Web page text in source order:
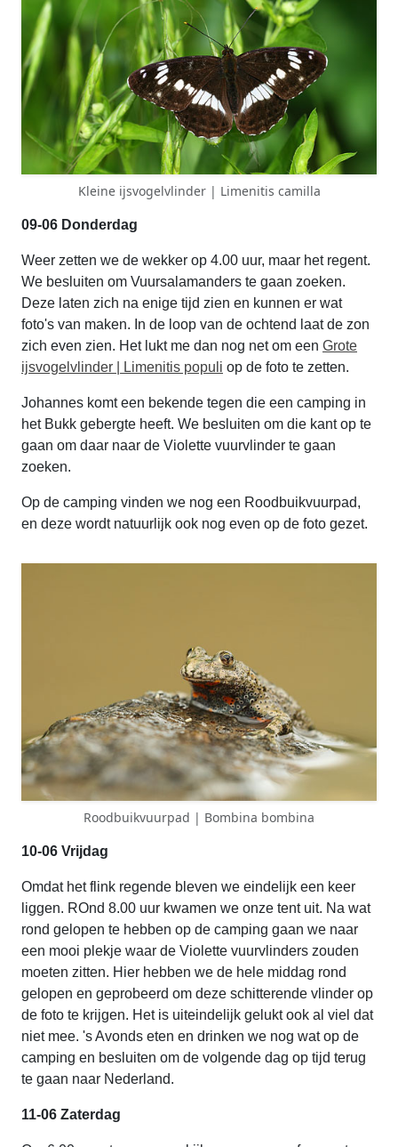
Kleine ijsvogelvlinder | Limenitis camilla
09-06 Donderdag
Weer zetten we de wekker op 4.00 uur, maar het regent.
We besluiten om Vuursalamanders te gaan zoeken.
Deze laten zich na enige tijd zien en kunnen er wat
foto's van maken. In de loop van de ochtend laat de zon
zich even zien. Het lukt me dan nog net om een Grote
ijsvogelvlinder | Limenitis populi op de foto te zetten.
Johannes komt een bekende tegen die een camping in
het Bukk gebergte heeft. We besluiten om die kant op te
gaan om daar naar de Violette vuurvlinder te gaan
zoeken.
Op de camping vinden we nog een Roodbuikvuurpad,
en deze wordt natuurlijk ook nog even op de foto gezet.
Roodbuikvuurpad | Bombina bombina
10-06 Vrijdag
Omdat het flink regende bleven we eindelijk een keer
liggen. ROnd 8.00 uur kwamen we onze tent uit. Na wat
rond gelopen te hebben op de camping gaan we naar
een mooi plekje waar de Violette vuurvlinders zouden
moeten zitten. Hier hebben we de hele middag rond
gelopen en geprobeerd om deze schitterende vlinder op
de foto te krijgen. Het is uiteindelijk gelukt ook al viel dat
niet mee. 's Avonds eten en drinken we nog wat op de
camping en besluiten om de volgende dag op tijd terug
te gaan naar Nederland.
11-06 Zaterdag